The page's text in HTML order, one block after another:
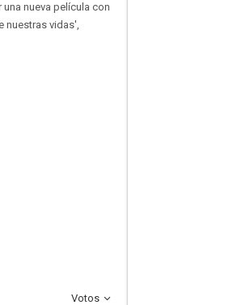
nueva película con
nuestras vidas',
Votos